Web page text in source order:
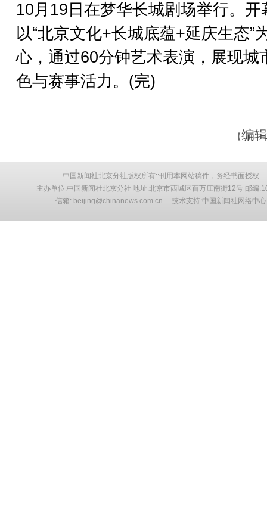
10月19日在梦华长城剧场举行。开
以“北京文化+长城底蕴+延庆生态”
心，通过60分钟艺术表演，展现城
色与赛事活力。(完)
【编
中国新闻社北京分社版权所有::刊用本网站稿件，务经书面授权
主办单位:中国新闻社北京分社 地址:北京市西城区百万庄南街12号 邮编
信箱: beijing@chinanews.com.cn 技术支持:中国新闻社网络中心